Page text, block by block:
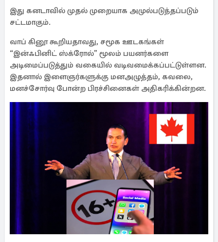
இது கனடாவில் முதல் முறையாக அமுல்படுத்தப்படும்
சட்டமாகும்.
வாப் கினூ கூறியதாவது, சமூக ஊடகங்கள்
“இன்ஃபினிட் ஸ்க்ரோல்” மூலம் பயனர்களை
அடிமைப்படுத்தும் வகையில் வடிவமைக்கப்பட்டுள்ளன.
இதனால் இளைஞர்களுக்கு மனஅழுத்தம், கவலை,
மனச்சோர்வு போன்ற பிரச்சினைகள் அதிகரிக்கின்றன.